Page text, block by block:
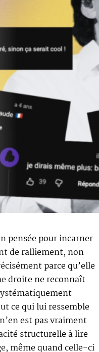
pensée pour incarner
de ralliement, non
parce qu’elle
droite ne reconnaît
ce qui lui ressemble
est pas vraiment
structurelle à lire
même quand celle-ci